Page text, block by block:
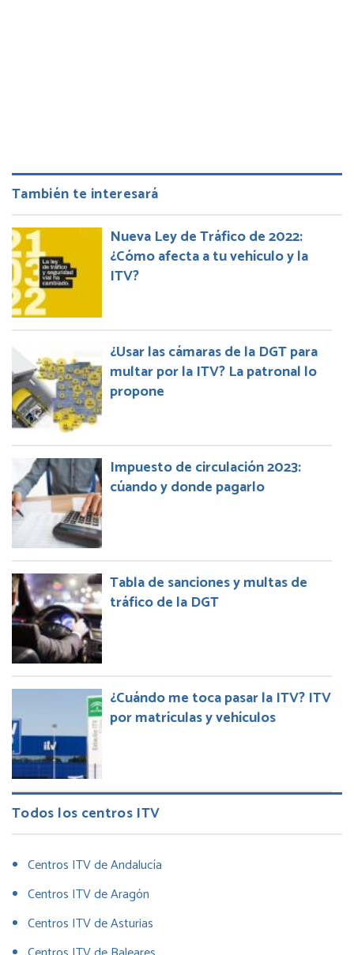
También te interesará
Nueva Ley de Tráfico de 2022:
¿Cómo afecta a tu vehículo y la
ITV?
¿Usar las cámaras de la DGT para
multar por la ITV? La patronal lo
propone
Impuesto de circulación 2023:
cúando y donde pagarlo
Tabla de sanciones y multas de
tráfico de la DGT
¿Cuándo me toca pasar la ITV? ITV
por matrículas y vehículos
Todos los centros ITV
Centros ITV de Andalucía
Centros ITV de Aragón
Centros ITV de Asturias